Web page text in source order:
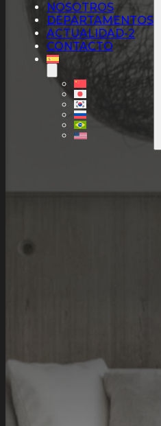
NOSOTROS
DEPARTAMENTOS
ACTUALIDAD-2
CONTACTO